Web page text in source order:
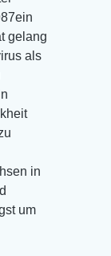
gelang
als
in
um